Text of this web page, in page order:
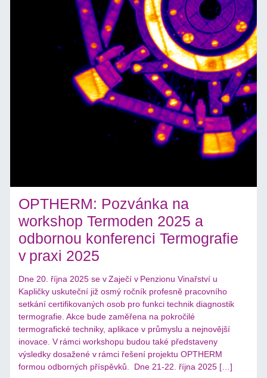
OPTHERM: Pozvánka na
workshop Termoden 2025 a
odbornou konferenci Termografie
v praxi 2025
Dne 20. října 2025 se v Zaječí v Penzionu Vinařství u
Kapličky uskuteční již osmý ročník profesně pracovního
setkání certifikovaných osob pro funkci technik diagnostik
termografie. Akce bude zaměřena na pokročilé
termografické techniky, aplikace v průmyslu a nejnovější
inovace. V rámci workshopu budou také představeny
výsledky dosažené v rámci řešení projektu OPTHERM
formou odborných příspěvků. Dne 21-22. října 2025 […]